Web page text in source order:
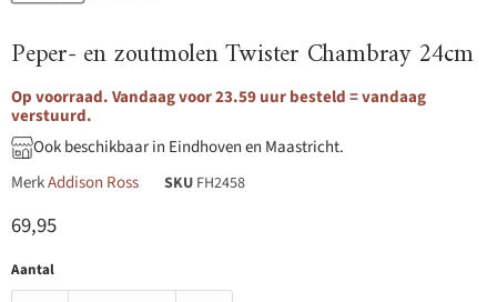
Peper- en zoutmolen Twister Chambray 24cm
Op voorraad. Vandaag voor 23.59 uur besteld = vandaag
verstuurd.
Ook beschikbaar in Eindhoven en Maastricht.
MerkAddison Ross SKU FH2458
Huidige prijs
69,95
Aantal